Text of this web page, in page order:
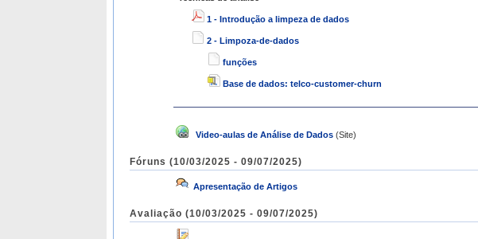
1 - Introdução a limpeza de dados
2 - Limpoza-de-dados
funções
Base de dados: telco-customer-churn
Video-aulas de Análise de Dados (Site)
Fóruns (10/03/2025 - 09/07/2025)
Apresentação de Artigos
Avaliação (10/03/2025 - 09/07/2025)